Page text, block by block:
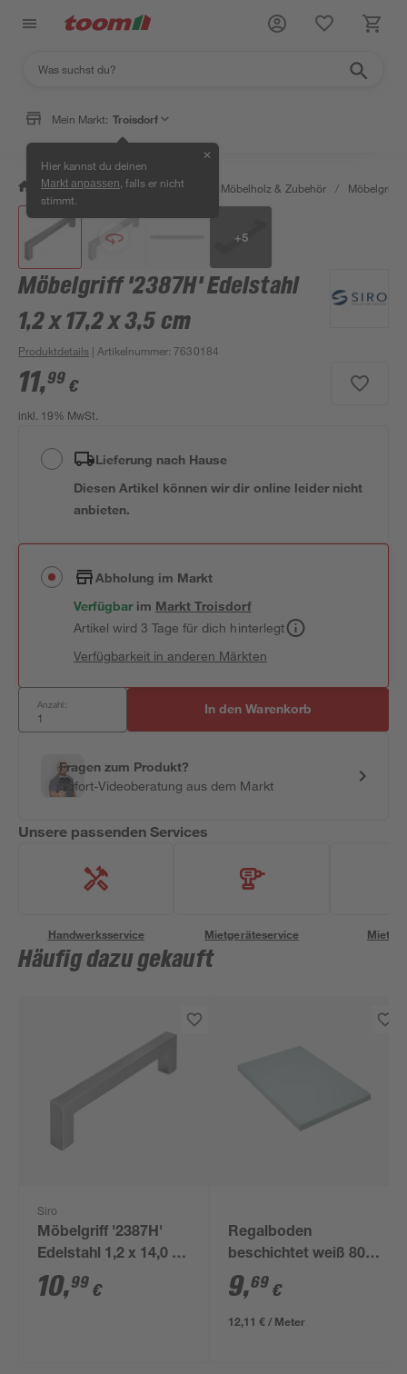
Mein Markt: Troisdorf
Hier kannst du deinen
Markt anpassen , falls er nicht
stimmt.
✕
/ Bauen & Renovieren / Holz Möbelholz & Zubehör / Möbelgriffe
+5
Möbelgriff '2387H' Edelstahl
1,2 x 17,2 x 3,5 cm
Produktdetails | Artikelnummer: 7630184
11,99 €
inkl. 19% MwSt.
Lieferung nach Hause
Diesen Artikel können wir dir online leider nicht
anbieten.
Abholung im Markt
Verfügbar im MarktTroisdorf
Artikel wird 3 Tage für dich hinterlegt
Verfügbarkeit in anderen Märkten
Anzahl: In den Warenkorb
Fragen zum Produkt?
Sofort-Videoberatung aus dem Markt
Unsere passenden Services
Handwerksservice Mietgeräteservice
Häufig dazu gekauft
Siro
Möbelgriff '2387H'
Edelstahl 1,2 x 14,0 x
3,5 cm
10,99 €
Regalboden
beschichtet weiß 800
x 600 x 16 mm
9,69 €
12,11 € / Meter